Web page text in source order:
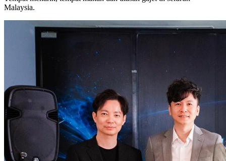
Malaysia.